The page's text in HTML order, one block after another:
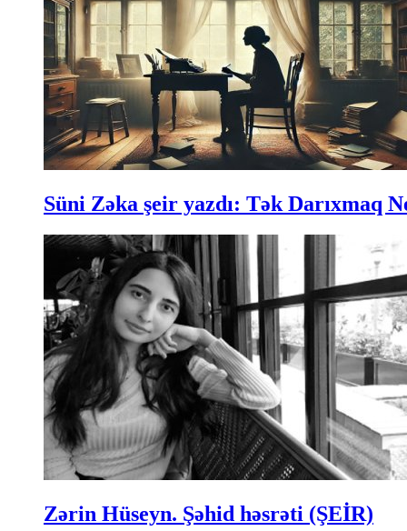
Süni Zəka şeir yazdı: Tək Darıxmaq
Zərin Hüseyn. Şəhid həsrəti (ŞEİR)